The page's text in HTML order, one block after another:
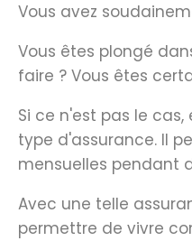
Vous avez
Vous êtes plongé
faire ? Vous êtes
Si ce n'est pas le
type d'assurance. Il
mensuelles pendant
Avec une telle
permettre de vivre